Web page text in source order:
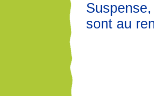
sont au